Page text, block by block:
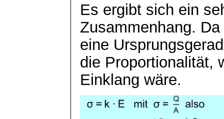
Es ergibt sich ein
Zusammenhang.
eine
die Proportionalität,
Einklang wäre.